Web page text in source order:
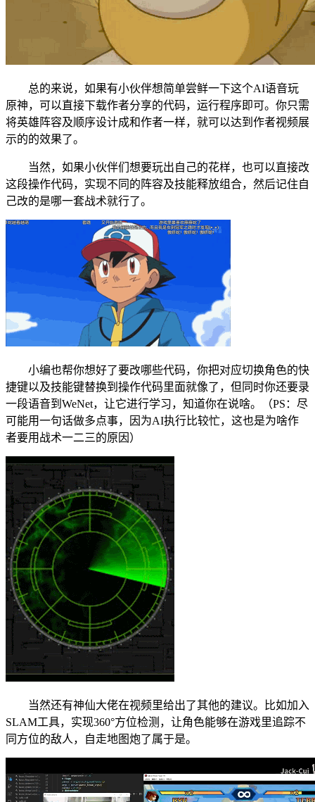
总的来说，如果有小伙伴想简单尝鲜一下这个AI语音玩
原神，可以直接下载作者分享的代码，运行程序即可。你只需
将英雄阵容及顺序设计成和作者一样，就可以达到作者视频展
示的的效果了。
当然，如果小伙伴们想要玩出自己的花样，也可以直接改
这段操作代码，实现不同的阵容及技能释放组合，然后记住自
己改的是哪一套战术就行了。
小编也帮你想好了要改哪些代码，你把对应切换角色的快
捷键以及技能键替换到操作代码里面就像了，但同时你还要录
一段语音到WeNet，让它进行学习，知道你在说啥。（PS：尽
可能用一句话做多点事，因为AI执行比较忙，这也是为啥作
者要用战术一二三的原因）
当然还有神仙大佬在视频里给出了其他的建议。比如加入
SLAM工具，实现360°方位检测，让角色能够在游戏里追踪不
同方位的敌人，自走地图炮了属于是。